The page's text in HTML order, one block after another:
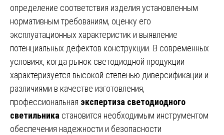
определение соответствия изделия установленным
нормативным требованиям, оценку его
эксплуатационных характеристик и выявление
потенциальных дефектов конструкции. В современных
условиях, когда рынок светодиодной продукции
характеризуется высокой степенью диверсификации и
различиями в качестве изготовления,
профессиональная экспертиза светодиодного
светильника становится необходимым инструментом
обеспечения надежности и безопасности